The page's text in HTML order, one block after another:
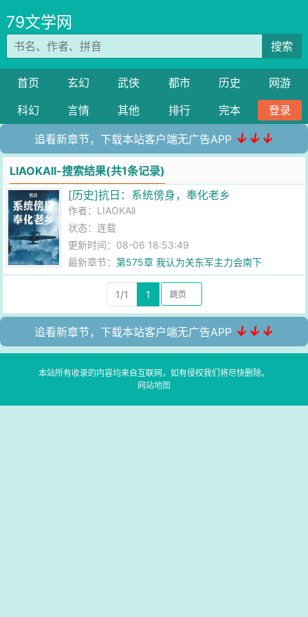
79文学网
搜索
首页 玄幻 武侠 都市 历史
网游
科幻
言情 其他 排行 完本 登录
追看新章节，下载本站客户端无广告APP ↓↓↓
LIAOKAll-搜索结果(共1条记录)
[历史]抗日：系统傍身，奉化老乡
作者： LIAOKAll
状态：连载
更新时间：08-06 18:53:49
最新章节：第575章 我认为关东军主力会南下
1/1 1
追看新章节，下载本站客户端无广告APP ↓↓↓
本站所有收录的内容均来自互联网，如有侵权我们将尽快删除。
网站地图